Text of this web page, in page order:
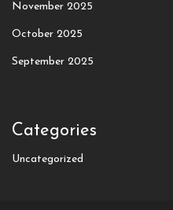
November 2025
October 2025
September 2025
Categories
Uncategorized